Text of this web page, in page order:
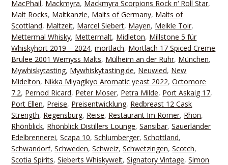
MacPhail, Mackmyra, Mackmyra Scorpions Rock n‘ Roll Star,
Malt Rocks, Maltkanzle, Malts of Germany, Malts of
Scottland, Maltzeit, Marcel Siebert, Mayen, Meikle Toir,
Mettermal Whisky, Mettermalt, Midleton, Millstone 5 für
Whiskyhort 2019 – 2024,mortlach, Mortlach 17 Spiced Creme
Brulee 2001 Wemyss Malts, Mülheim an der Ruhr, München,
Mywhiskytasting, Mywhiskytasting.de, Neuwied, New
Midelton, Nikka Miyagikyo Aromatic yeast 2022,Octomore
7.2, Pernod Ricard, Peter Moser, Petra Milde, Port Askaig 17,
Port Ellen, Preise, Preisentwicklung, Redbreast 12 Cask
Strength, Regensburg, Reise, Restaurant Im Römer, Rhön,
Rhönblick, Rhönblick Distillers Lounge,Sansibar,Sauerländer
Edelbrennerei,Scapa 10,Schlumberger,Schottland,
Schwandorf,Schweden,Schweiz,Schwetzingen,Scotch,
Scotia Spirits,Sieberts Whiskywelt,Signatory Vintage,Simon